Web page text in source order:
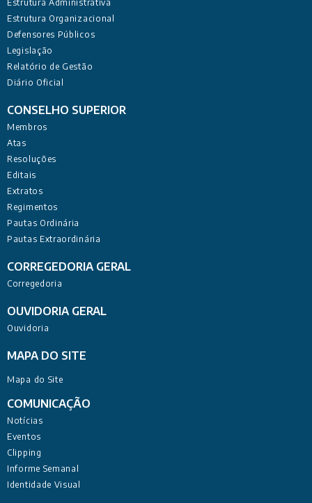
Estrutura Administrativa
Estrutura Organizacional
Defensores Públicos
Legislação
Relatório de Gestão
Diário Oficial
CONSELHO SUPERIOR
Membros
Atas
Resoluções
Editais
Extratos
Regimentos
Pautas Ordinária
Pautas Extraordinária
CORREGEDORIA GERAL
Corregedoria
OUVIDORIA GERAL
Ouvidoria
MAPA DO SITE
Mapa do Site
COMUNICAÇÃO
Notícias
Eventos
Clipping
Informe Semanal
Identidade Visual